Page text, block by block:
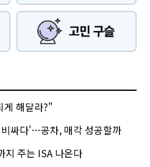
게 해달라?"
싸다'…공차, 매각 성공할까
지 주는 ISA 나온다